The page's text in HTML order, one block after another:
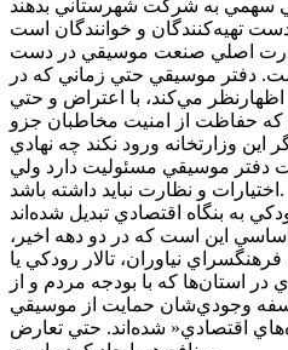
تهيه‌کنندگان و خوانندگان است
قدرت اصلي صنعت موسيقي در دست
دفتر موسيقي حتي زماني که در
اظهارنظر مي‌کند، با اعتراض و حتي
که حفاظت از امنيت مخاطبان جزو
وزارتخانه ورود نکند چه نهادي
دفتر موسيقي مسئوليت دارد ولي
اختيارات و نظارت نبايد داشته باشد.
به بنگاه اقتصادي تبديل شده‌اند
اين است که در دو دهه اخير،
فرهنگسراي نياوران، تالار رودکي يا
استان‌ها که با بودجه مردم و از
وجودي‌شان حمايت از موسيقي
اقتصادي« شده‌اند. حتي تعارض